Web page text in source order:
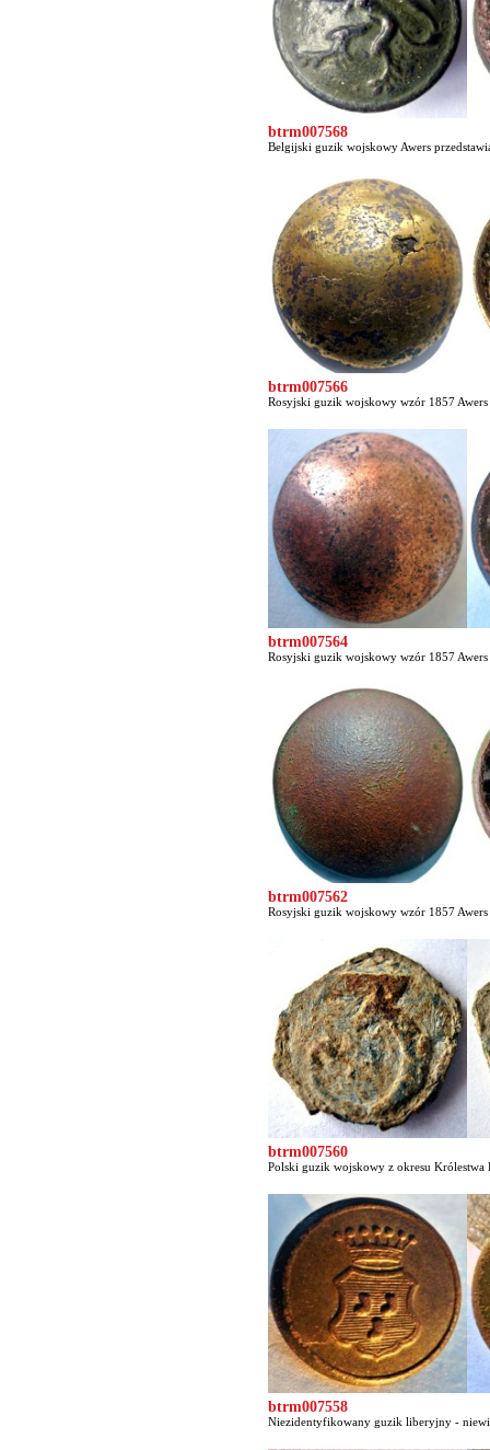
btrm007568
Belgijski guzik wojskowy Awers
btrm007566
Rosyjski guzik wojskowy wzór 1857 Awers
btrm007564
Rosyjski guzik wojskowy wzór 1857 Awers
btrm007562
Rosyjski guzik wojskowy wzór 1857 Awers
btrm007560
Polski guzik wojskowy z okresu Królestwa
btrm007558
Niezidentyfikowany guzik liberyjny -